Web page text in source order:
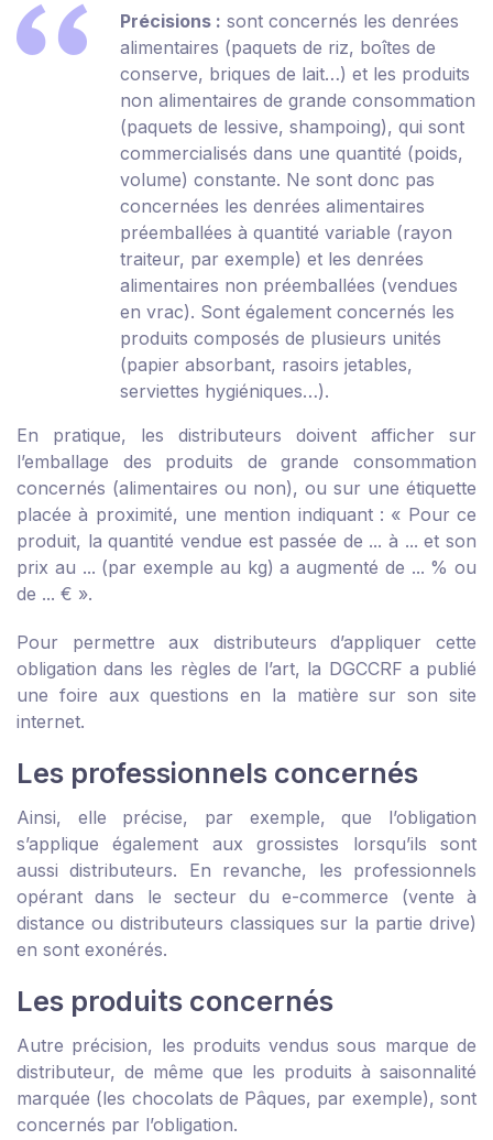
Précisions : sont concernés les denrées
alimentaires (paquets de riz, boîtes de
conserve, briques de lait…) et les produits
non alimentaires de grande consommation
(paquets de lessive, shampoing), qui sont
commercialisés dans une quantité (poids,
volume) constante. Ne sont donc pas
concernées les denrées alimentaires
préemballées à quantité variable (rayon
traiteur, par exemple) et les denrées
alimentaires non préemballées (vendues
en vrac). Sont également concernés les
produits composés de plusieurs unités
(papier absorbant, rasoirs jetables,
serviettes hygiéniques…).
En pratique, les distributeurs doivent afficher sur
l’emballage des produits de grande consommation
concernés (alimentaires ou non), ou sur une étiquette
placée à proximité, une mention indiquant : « Pour ce
produit, la quantité vendue est passée de ... à ... et son
prix au ... (par exemple au kg) a augmenté de ... % ou
de ... € ».
Pour permettre aux distributeurs d’appliquer cette
obligation dans les règles de l’art, la DGCCRF a publié
une foire aux questions en la matière sur son site
internet.
Les professionnels concernés
Ainsi, elle précise, par exemple, que l’obligation
s’applique également aux grossistes lorsqu’ils sont
aussi distributeurs. En revanche, les professionnels
opérant dans le secteur du e-commerce (vente à
distance ou distributeurs classiques sur la partie drive)
en sont exonérés.
Les produits concernés
Autre précision, les produits vendus sous marque de
distributeur, de même que les produits à saisonnalité
marquée (les chocolats de Pâques, par exemple), sont
concernés par l’obligation.